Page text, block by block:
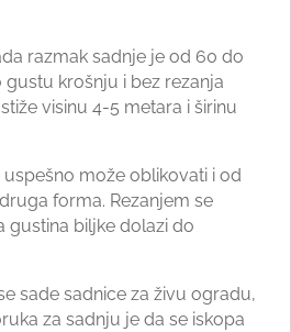
razmak sadnje je od 60 do
gustu krošnju i bez rezanja
visinu 4-5 metara i širinu
može oblikovati i od
forma. Rezanjem se
gustina biljke dolazi do
sade sadnice za živu ogradu,
za sadnju je da se iskopa